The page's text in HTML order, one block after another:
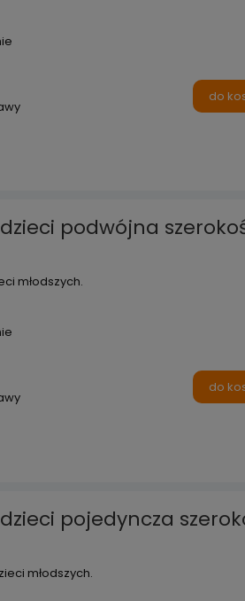
do
podwójna
młodszych.
do
pojedyncza
młodszych.